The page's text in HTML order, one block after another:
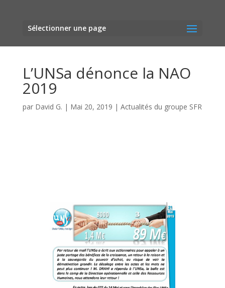
Sélectionner une page
L’UNSa dénonce la NAO
2019
par David G. | Mai 20, 2019 | Actualités du groupe SFR